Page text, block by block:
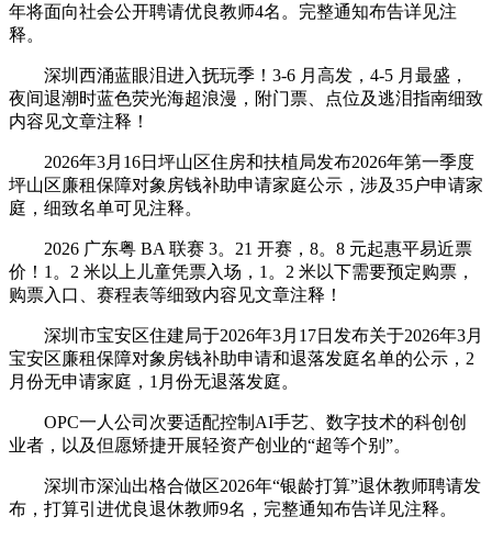
年将面向社会公开聘请优良教师4名。完整通知布告详见注
释。
深圳西涌蓝眼泪进入抚玩季！3-6 月高发，4-5 月最盛，
夜间退潮时蓝色荧光海超浪漫，附门票、点位及逃泪指南细致
内容见文章注释！
2026年3月16日坪山区住房和扶植局发布2026年第一季度
坪山区廉租保障对象房钱补助申请家庭公示，涉及35户申请家
庭，细致名单可见注释。
2026 广东粤 BA 联赛 3。21 开赛，8。8 元起惠平易近票
价！1。2 米以上儿童凭票入场，1。2 米以下需要预定购票，
购票入口、赛程表等细致内容见文章注释！
深圳市宝安区住建局于2026年3月17日发布关于2026年3月
宝安区廉租保障对象房钱补助申请和退落发庭名单的公示，2
月份无申请家庭，1月份无退落发庭。
OPC一人公司次要适配控制AI手艺、数字技术的科创创
业者，以及但愿矫捷开展轻资产创业的“超等个别”。
深圳市深汕出格合做区2026年“银龄打算”退休教师聘请发
布，打算引进优良退休教师9名，完整通知布告详见注释。